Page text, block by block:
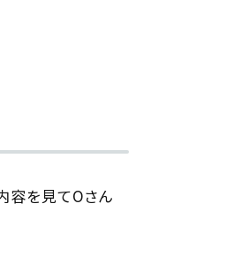
容を見てOさん